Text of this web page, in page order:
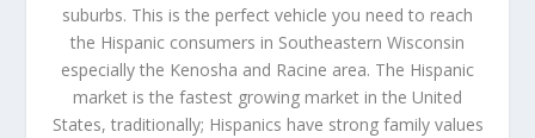
suburbs. This is the perfect vehicle you need to reach
the Hispanic consumers in Southeastern Wisconsin
especially the Kenosha and Racine area. The Hispanic
market is the fastest growing market in the United
States, traditionally; Hispanics have strong family values